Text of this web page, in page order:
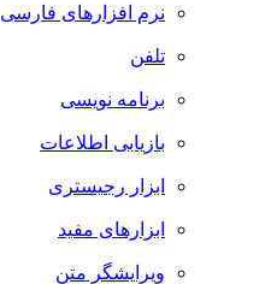
نرم افزارهای فارسی
تلفن
برنامه نویسی
بازیابی اطلاعات
ابزار رجیستری
ابزارهای مفید
ویرایشگر متن